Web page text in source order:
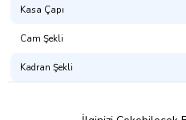
Kasa Çapı
Cam Şekli
Kadran Şekli